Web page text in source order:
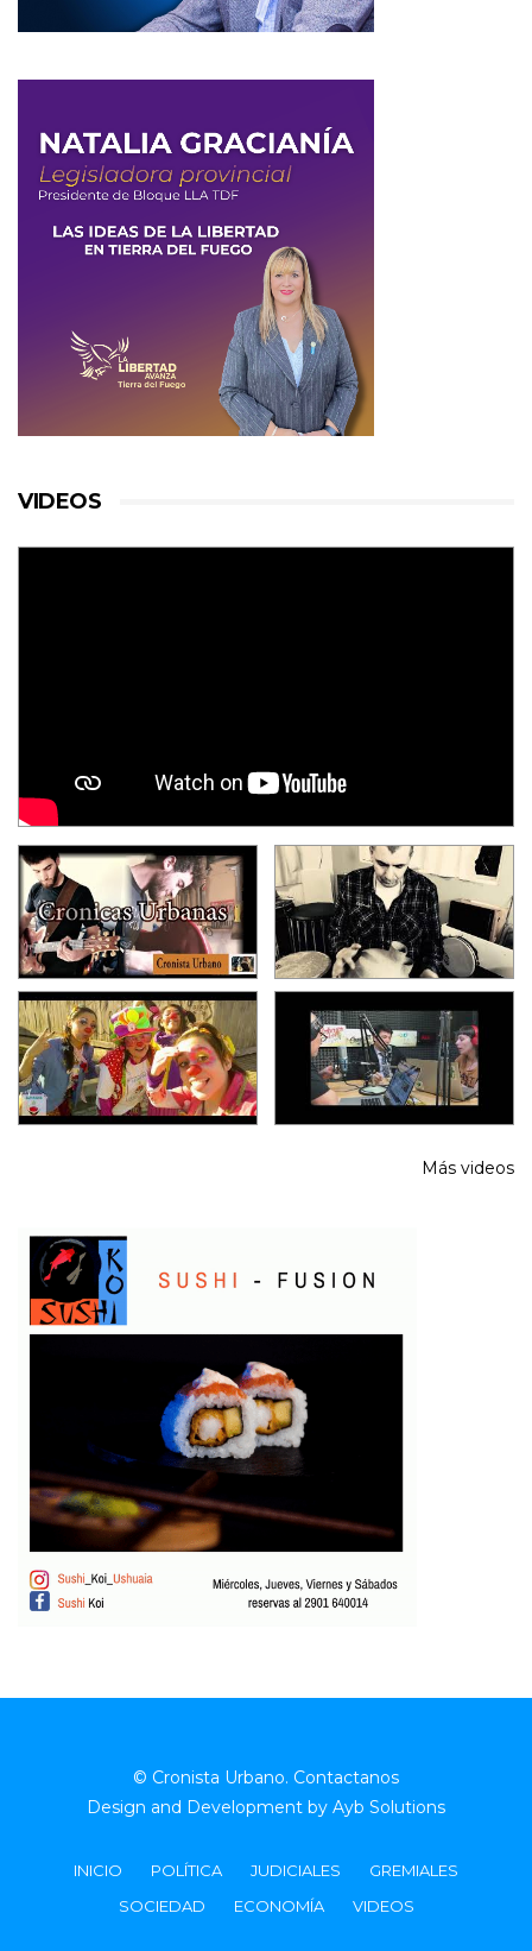
VIDEOS
Más videos
© Cronista Urbano. Contactanos
Design and Development by Ayb Solutions
INICIO POLÍTICA JUDICIALES
GREMIALES
SOCIEDAD
ECONOMÍA VIDEOS